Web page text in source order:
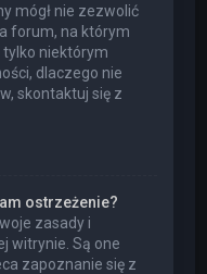
mógł nie zezwolić
forum, na którym
tylko niektórym
dlaczego nie
skontaktuj się z
ostrzeżenie?
zasady i
witrynie. Są one
zapoznanie się z